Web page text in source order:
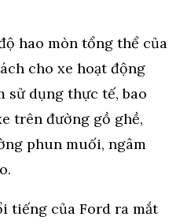
hao mòn tổng thể của
cho xe hoạt động
sử dụng thực tế, bao
trên đường gồ ghề,
phun muối, ngâm
tiếng của Ford ra mắt